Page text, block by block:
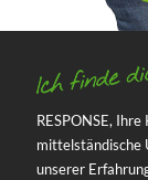
RESPONSE,
mittelständische
unserer